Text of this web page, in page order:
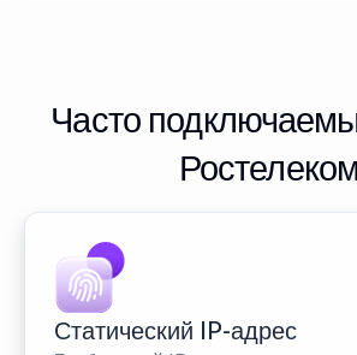
Часто
Ростелеком
Статический IP-адрес